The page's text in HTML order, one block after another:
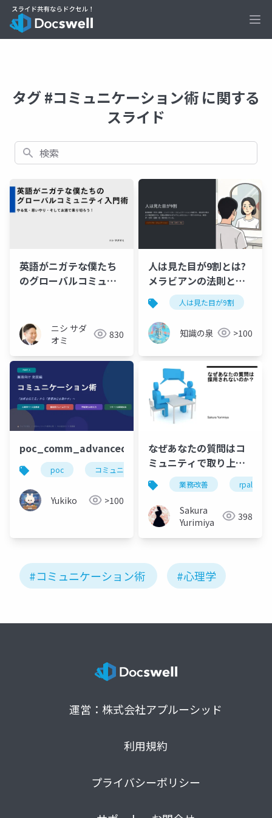
タグ #コミュニケーション術 に関する
スライド
検索
英語がニガテな僕たち
のグローバルコミュニ
で乗り切ろう！―
ニシ サダ
オミ
830
人は見た目が9割とは?
メラビアンの法則とノ
ンバーバルコミュニケ
ーション完全解説【竹
内一郎・要約】
人は見た目が9割
知識の泉 >100
poc_comm_advanced
poc コミュニケーション術
Yukiko >100
なぜあなたの質問はコ
ミュニティで取り上げ
られないのか
業務改善 rpalt
Sakura
Yurimiya
398
#コミュニケーション術 #心理学
運営：株式会社アプルーシッド
利用規約
プライバシーポリシー